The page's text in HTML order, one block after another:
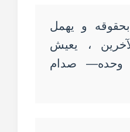
و يهمل
، يعيش
وحده— صدام